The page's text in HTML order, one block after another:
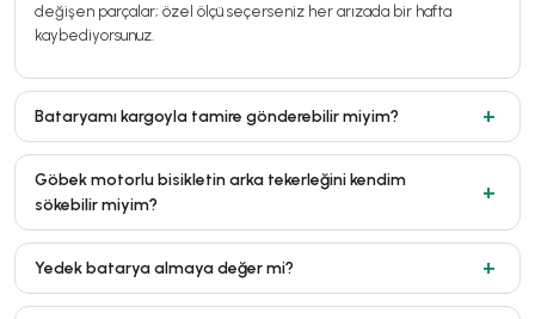
değişen parçalar; özel ölçü seçerseniz her arızada bir hafta
kaybediyorsunuz.
Bataryamı kargoyla tamire gönderebilir miyim?
Göbek motorlu bisikletin arka tekerleğini kendim
sökebilir miyim?
Yedek batarya almaya değer mi?